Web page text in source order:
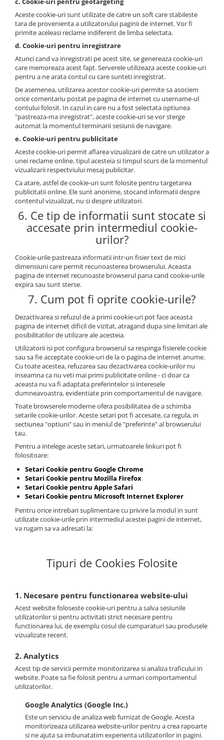
Aceste cookie-uri sunt utilizate de catre un soft care stabileste
tara de provenienta a utilizatorului paginii de internet. Vor fi
primite aceleasi reclame indiferent de limba selectata.
d. Cookie-uri pentru inregistrare
Atunci cand va inregistrati pe acest site, se genereaza cookie-uri
care memoreaza acest fapt. Serverele utilizeaza aceste cookie-uri
pentru a ne arata contul cu care sunteti inregistrat.
De asemenea, utilizarea acestor cookie-uri permite sa asociem
orice comentariu postat pe pagina de internet cu username-ul
contului folosit. In cazul in care nu a fost selectata optiunea
"pastreaza-ma inregistrat", aceste cookie-uri se vor sterge
automat la momentul terminarii sesiunii de navigare.
e. Cookie-uri pentru publicitate
Aceste cookie-uri permit aflarea vizualizarii de catre un utilizator a
unei reclame online, tipul acesteia si timpul scurs de la momentul
vizualizarii respectviului mesaj publicitar.
Ca atare, astfel de cookie-uri sunt folosite pentru targetarea
publicitatii online. Ele sunt anonime, stocand informatii despre
contentul vizualizat, nu si despre utilizatori.
6. Ce tip de informatii sunt stocate si
accesate prin intermediul cookie-
urilor?
Cookie-urile pastreaza informatii intr-un fisier text de mici
dimensiuni care permit recunoasterea browserului. Aceasta
pagina de internet recunoaste browserul pana cand cookie-urile
expira sau sunt sterse.
7. Cum pot fi oprite cookie-urile?
Dezactivarea si refuzul de a primi cookie-uri pot face aceasta
pagina de internet dificil de vizitat, atragand dupa sine limitari ale
posibilitatilor de utilizare ale acesteia.
Utilizatorii isi pot configura browserul sa respinga fisierele cookie
sau sa fie acceptate cookie-uri de la o pagina de internet anume.
Cu toate acestea, refuzarea sau dezactivarea cookie-urilor nu
inseamna ca nu veti mai primi publicitate online - ci doar ca
aceasta nu va fi adaptata preferintelor si interesele
dumneavoastra, evidentiate prin comportamentul de navigare.
Toate browserele moderne ofera posibilitatea de a schimba
setarile cookie-urilor. Aceste setari pot fi accesate, ca regula, in
sectiunea "optiuni" sau in meniul de "preferinte" al browserului
tau.
Pentru a intelege aceste setari, urmatoarele linkuri pot fi
folositoare:
Setari Cookie pentru Google Chrome
Setari Cookie pentru Mozilla Firefox
Setari Cookie pentru Apple Safari
Setari Cookie pentru Microsoft Internet Explorer
Pentru orice intrebari suplimentare cu privire la modul in sunt
utilizate cookie-urile prin intermediul acestei pagini de internet,
va rugam sa va adresati la:
Tipuri de Cookies Folosite
1. Necesare pentru functionarea website-ului
Acest website foloseste cookie-uri pentru a salva sesiunile
utilizatorilor si pentru activitati strict necesare pentru
functionarea lui, de exemplu cosul de cumparaturi sau produsele
vizualizate recent.
2. Analytics
Acest tip de servicii permite monitorizarea si analiza traficului in
website. Poate sa fie folosit pentru a urmari comportamentul
utilizatorilor.
Google Analytics (Google Inc.)
Este un serviciu de analiza web furnizat de Google. Acesta
monitorizeaza utilizarea website-urilor pentru a crea rapoarte
si ne ajuta sa imbunatatim experienta utilizatorilor in pagini.